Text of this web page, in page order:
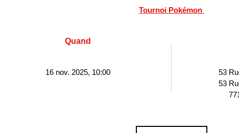
Tournoi Pokémon
Quand
16 nov. 2025, 10:00 53
53